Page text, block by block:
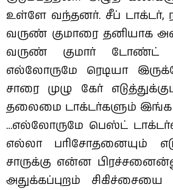
உள்ளே வந்தனர். சீப் டாக்டர்,
வருண் குமாரை தனியாக
வருண் குமார் டோண்ட்
எல்லோருமே ரெடியா
சாரை முழு கேர்
தலைமை டாக்டர்களும் இங்க
…எல்லோருமே பெஸ்ட்
எல்லா பரிசோதனையும்
சாருக்கு என்ன
அதுக்கப்புறம் சிகிச்சையை